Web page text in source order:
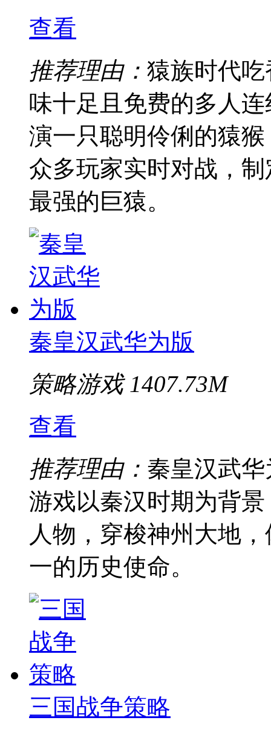
查看
推荐理由： 猿族时代
味十足且免费的多人
演一只聪明伶俐的猿
众多玩家实时对战，
最强的巨猿。
秦皇汉武华为版
策略游戏 1407.73M
查看
推荐理由： 秦皇汉武
游戏以秦汉时期为背
人物，穿梭神州大地
一的历史使命。
三国战争策略